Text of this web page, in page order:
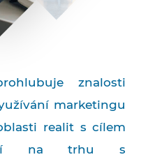
znalosti
marketingu
realit s cílem
na trhu s